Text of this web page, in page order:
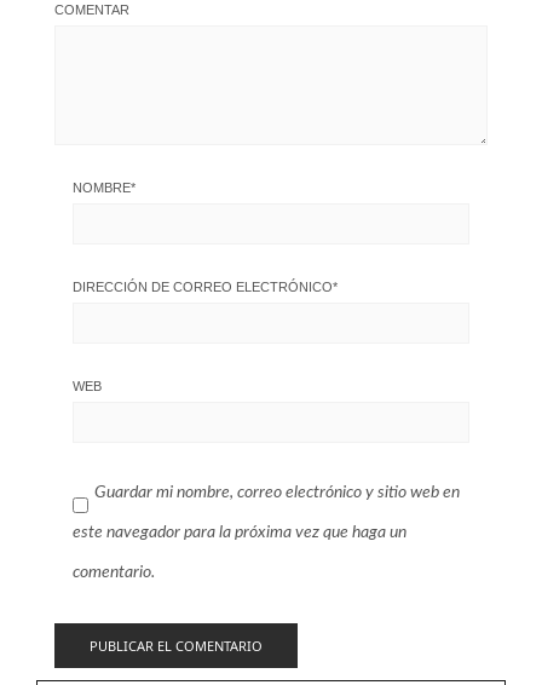
COMENTAR
NOMBRE*
DIRECCIÓN DE CORREO ELECTRÓNICO*
WEB
Guardar mi nombre, correo electrónico y sitio web en
este navegador para la próxima vez que haga un
comentario.